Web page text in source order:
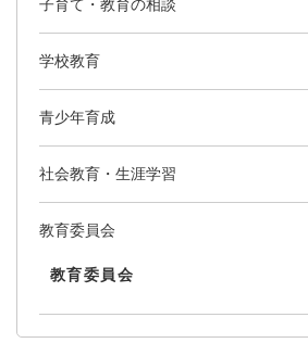
子育て・教育の相談
学校教育
青少年育成
社会教育・生涯学習
教育委員会
教育委員会